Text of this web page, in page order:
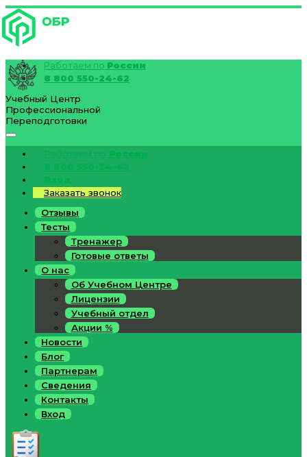
Работаем по России
8 800 550-24-62
Учебный Центр
Профессиональной
Переподготовки
Работаем по России
8 800 550-24-62
Вход
Заказать звонок
Отзывы
Тесты
Тренажер
Готовые ответы
О нас
Об Учебном Центре
Лицензии
Учебный отдел
Акции %
Новости
Блог
Партнерам
Сведения
Контакты
Вход